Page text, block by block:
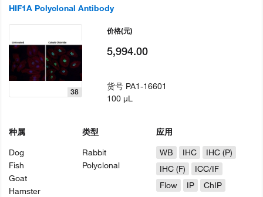
HIF1A Polyclonal Antibody
38
种属
Dog
Fish
Goat
Hamster
类型
Rabbit
Polyclonal
应用
WB
IHC
IHC (P)
IHC (F)
ICC/IF
Flow
IP ChIP
价格(元)
5,994.00
货号 PA1-16601
100 µL